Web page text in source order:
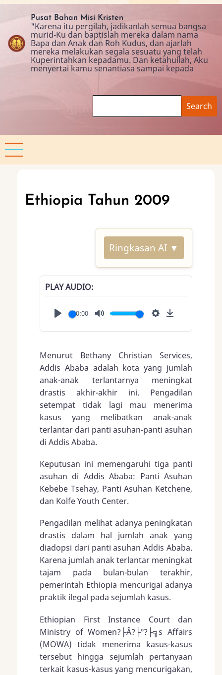
Skip
content
Pusat Bahan Misi Kristen
"Karena itu pergilah, jadikanlah semua bangsa
murid-Ku dan baptislah mereka dalam nama
Bapa dan Anak dan Roh Kudus, dan ajarlah
mereka melakukan segala sesuatu yang telah
Kuperintahkan kepadamu. Dan ketahuilah, Aku
menyertai kamu senantiasa sampai kepada
Ethiopia Tahun 2009
Ringkasan AI ▼
PLAY AUDIO
00:00
Menurut Bethany Christian Services,
Addis Ababa adalah kota yang jumlah
anak-anak terlantarnya meningkat
drastis akhir-akhir ini. Pengadilan
setempat tidak lagi mau menerima
kasus yang melibatkan anak-anak
terlantar dari panti asuhan-panti asuhan
di Addis Ababa.
Keputusan ini memengaruhi tiga panti
asuhan di Addis Ababa: Panti Asuhan
Kebebe Tsehay, Panti Asuhan Ketchene,
dan Kolfe Youth Center.
Pengadilan melihat adanya peningkatan
drastis dalam hal jumlah anak yang
diadopsi dari panti asuhan Addis Ababa.
Karena jumlah anak terlantar meningkat
tajam pada bulan-bulan terakhir,
pemerintah Ethiopia mencurigai adanya
praktik ilegal pada sejumlah kasus.
Ethiopian First Instance Court dan
Ministry of Women?├Â?├º?├╗s Affairs
(MOWA) tidak menerima kasus-kasus
tersebut hingga sejumlah pertanyaan
terkait kasus-kasus yang mencurigakan,